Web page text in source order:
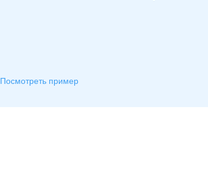
Посмотреть пример